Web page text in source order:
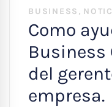
BUSINESS ,
Como
Business
del
empresa.